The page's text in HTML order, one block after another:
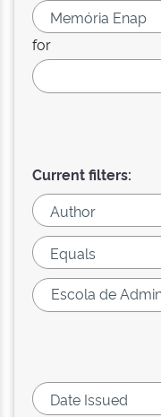
for
Current filters: